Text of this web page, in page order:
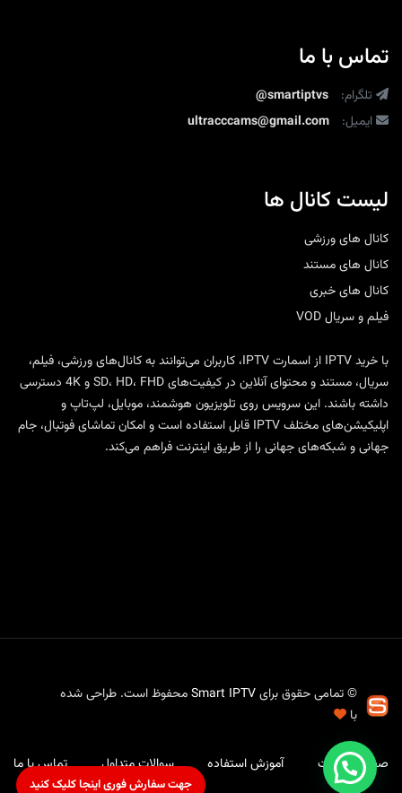
تماس با ما
تلگرام:
@smartiptvs
ایمیل:
ultracccams@gmail.com
لیست کانال ها
کانال های ورزشی
کانال های مستند
کانال های خبری
فیلم و سریال VOD
با خرید IPTV ازاسمارت IPTV
، کاربران می‌توانند به کانال‌های ورزشی، فیلم،
سریال، مستند و محتوای آنلاین در کیفیت‌های SD، HD، FHD و 4K دسترسی
داشته باشند. این سرویس روی تلویزیون هوشمند، موبایل، لپ‌تاپ و
اپلیکیشن‌های مختلف IPTV قابل استفاده است و امکان تماشای فوتبال، جام
جهانی و شبکه‌های جهانی را از طریق اینترنت فراهم می‌کند.
© تمامی حقوق برایSmart IPTVمحفوظ است. طراحی شده
با
صفحه نخست آموزش استفاده سوالات متداول تماس با ما
جهت سفارش فوری اینجا کلیک کنید